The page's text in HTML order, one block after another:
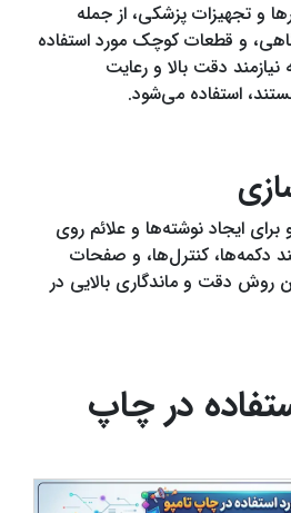
و تجهیزات پزشکی، از جمله
و قطعات کوچک مورد استفاده
دقت بالا و رعایت
استفاده می‌شود.
ایجاد نوشته‌ها و علائم روی
دکمه‌ها، کنترل‌ها، و صفحات
روش دقت و ماندگاری بالایی در
در چاپ